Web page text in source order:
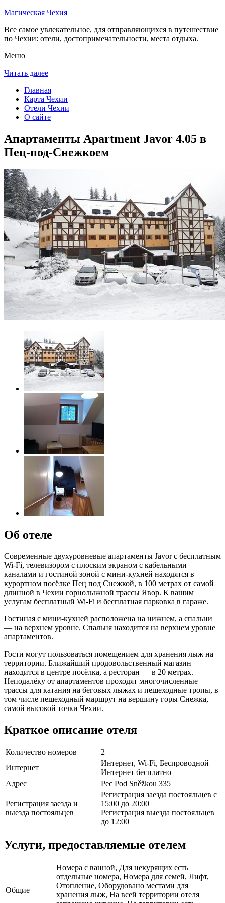
Магическая Чехия
Все самое увлекательное, для отправляющихся в путешествие
по Чехии: отели, достопримечательности, места отдыха.
Меню
Читать далее
Главная
Карта Чехии
Отели Чехии
О сайте
Апартаменты Apartment Javor 4.05 в
Пец-под-Снежкоем
Об отеле
Современные двухуровневые апартаменты Javor с бесплатным
Wi-Fi, телевизором с плоским экраном с кабельными
каналами и гостиной зоной с мини-кухней находятся в
курортном посёлке Пец под Снежкой, в 100 метрах от самой
длинной в Чехии горнолыжной трассы Явор. К вашим
услугам бесплатный Wi-Fi и бесплатная парковка в гараже.
Гостиная с мини-кухней расположена на нижнем, а спальни
— на верхнем уровне. Спальня находится на верхнем уровне
апартаментов.
Гости могут пользоваться помещением для хранения лыж на
территории. Ближайший продовольственный магазин
находится в центре посёлка, а ресторан — в 20 метрах.
Неподалёку от апартаментов проходят многочисленные
трассы для катания на беговых лыжах и пешеходные тропы, в
том числе пешеходный маршрут на вершину горы Снежка,
самой высокой точки Чехии.
Краткое описание отеля
Количество номеров
2
Интернет
Интернет, Wi-Fi, Беспроводной
Интернет бесплатно
Адрес
Pec Pod Sněžkou 335
Регистрация заезда и
выезда постояльцев
Регистрация заезда постояльцев с
15:00 до 20:00
Регистрация выезда постояльцев
до 12:00
Услуги, предоставляемые отелем
Общие
Номера с ванной, Для некурящих есть
отдельные номера, Номера для семей, Лифт,
Отопление, Оборудовано местами для
хранения лыж, На всей территории отеля